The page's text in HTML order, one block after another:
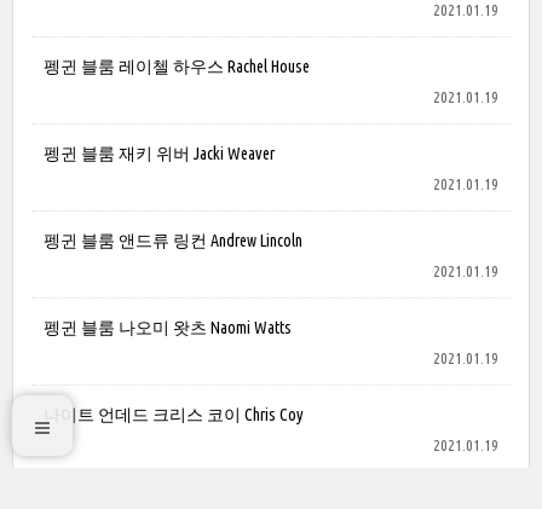
2021.01.19
펭귄 블룸 레이첼 하우스 Rachel House
2021.01.19
펭귄 블룸 재키 위버 Jacki Weaver
2021.01.19
펭귄 블룸 앤드류 링컨 Andrew Lincoln
2021.01.19
펭귄 블룸 나오미 왓츠 Naomi Watts
2021.01.19
나이트 언데드 크리스 코이 Chris Coy
2021.01.19